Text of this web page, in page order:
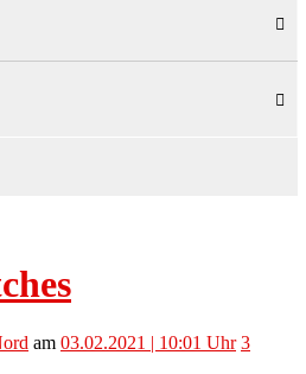
am 03.02.2021 | 10:01 Uhr 3